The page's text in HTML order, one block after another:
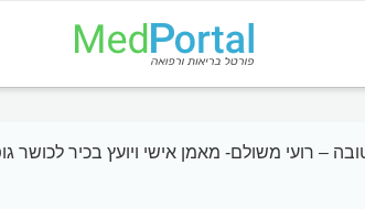
– רועי משולם- מאמן אישי ויועץ בכיר לכושר